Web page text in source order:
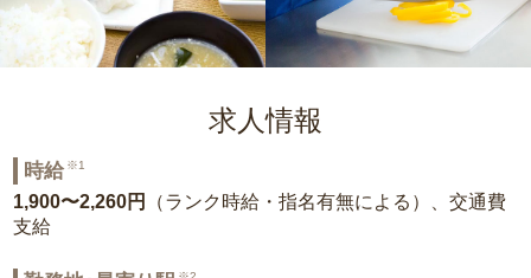
求人情報
時給 ※1
1,900〜2,260円
（ランク時給・指名有無による）、交通費
支給